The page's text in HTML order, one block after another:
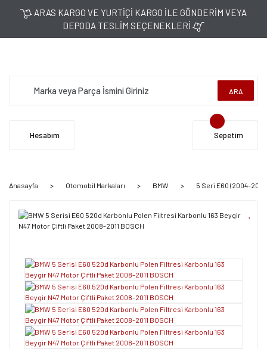
ARAS KARGO VE YURTİÇİ KARGO İLE GÖNDERİM VEYA
DEPODA TESLİM SEÇENEKLERİ
ARA
Hesabım Sepetim
Anasayfa Otomobil Markaları BMW 5 Seri E60 (2004-2011)